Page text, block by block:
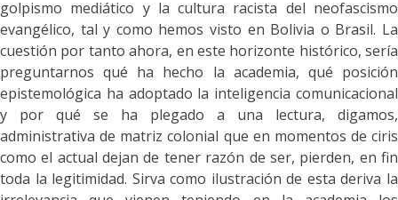
golpismo mediático y la cultura racista del neofascismo
evangélico, tal y como hemos visto en Bolivia o Brasil. La
cuestión por tanto ahora, en este horizonte histórico, sería
preguntarnos qué ha hecho la academia, qué posición
epistemológica ha adoptado la inteligencia comunicacional
y por qué se ha plegado a una lectura, digamos,
administrativa de matriz colonial que en momentos de ciris
como el actual dejan de tener razón de ser, pierden, en fin
toda la legitimidad. Sirva como ilustración de esta deriva la